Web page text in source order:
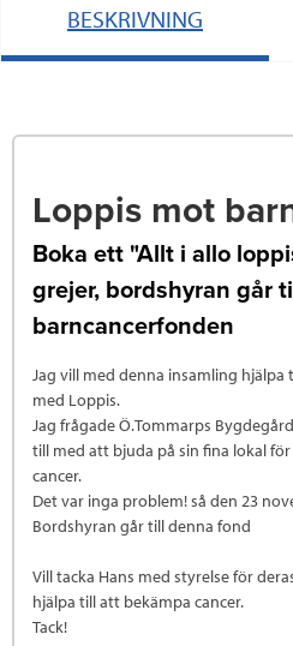
BESKRIVNING
Loppis mot
Boka ett "Allt i allo
grejer, bordshyran går
barncancerfonden
Jag vill med denna insamling hjälpa
med Loppis.
Jag frågade Ö.Tommarps
till med att bjuda på sin fina lokal
cancer.
Det var inga problem! så den 23
Bordshyran går till denna fond
Vill tacka Hans med styrelse för
hjälpa till att bekämpa cancer.
Tack!